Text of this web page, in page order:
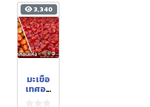
3,340
มะเขือ
เทศอบ